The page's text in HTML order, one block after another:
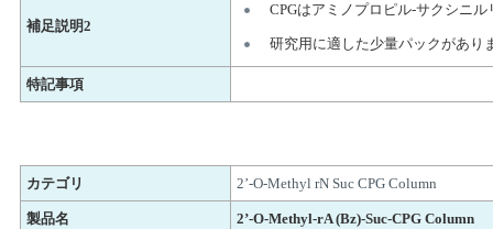
補足説明2
CPGはアミノプロピル-サクシニ
研究用に適した少量パックがあり
特記事項
カテゴリ 2’-O-Methyl rN Suc CPG Column
製品名 2’-O-Methyl-rA (Bz)-Suc-CPG Column